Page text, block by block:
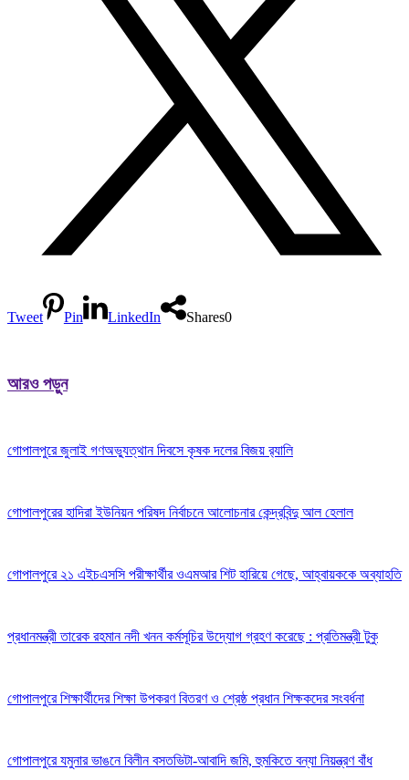
Tweet Pin LinkedIn Shares0
আরও পড়ুন
গোপালপুরে জুলাই গণঅভ্যুত্থান দিবসে কৃষক দলের বিজয় র‍্যালি
গোপালপুরের হাদিরা ইউনিয়ন পরিষদ নির্বাচনে আলোচনার কেন্দ্রবিন্দু আল হেলাল
গোপালপুরে ২১ এইচএসসি পরীক্ষার্থীর ওএমআর শিট হারিয়ে গেছে, আহ্বায়ককে অব্যাহতি
প্রধানমন্ত্রী তারেক রহমান নদী খনন কর্মসূচির উদ্যোগ গ্রহণ করেছে : প্রতিমন্ত্রী টুকু
গোপালপুরে শিক্ষার্থীদের শিক্ষা উপকরণ বিতরণ ও শ্রেষ্ঠ প্রধান শিক্ষকদের সংবর্ধনা
গোপালপুরে যমুনার ভাঙনে বিলীন বসতভিটা-আবাদি জমি, হুমকিতে বন্যা নিয়ন্ত্রণ বাঁধ